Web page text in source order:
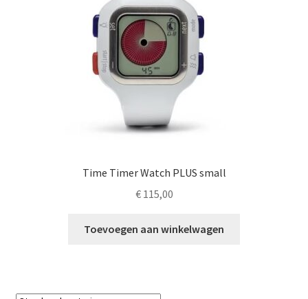
Time Timer Watch PLUS small
€115,00
Toevoegen aan winkelwagen